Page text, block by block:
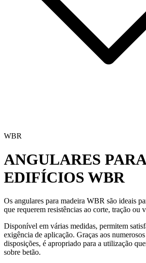
WBR
ANGULARES PARA
EDIFÍCIOS WBR
Os angulares para madeira WBR são ideais
que requerem resistências ao corte, tração ou
Disponível em várias medidas, permitem
exigência de aplicação. Graças aos
disposições, é apropriado para a utilização
sobre betão.